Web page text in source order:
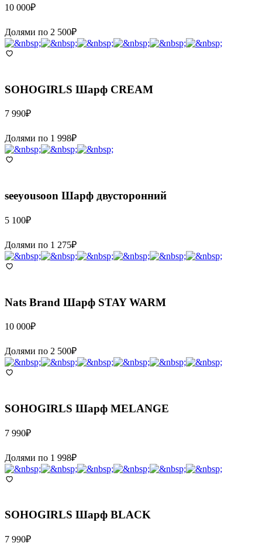
10 000₽
Долями по 2 500₽
SOHOGIRLS Шарф CREAM
7 990₽
Долями по 1 998₽
seeyousoon Шарф двусторонний
5 100₽
Долями по 1 275₽
Nats Brand Шарф STAY WARM
10 000₽
Долями по 2 500₽
SOHOGIRLS Шарф MELANGE
7 990₽
Долями по 1 998₽
SOHOGIRLS Шарф BLACK
7 990₽